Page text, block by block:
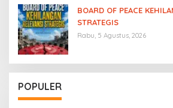
BOARD OF PEACE
STRATEGIS
Rabu, 5 Agustus, 2026
POPULER